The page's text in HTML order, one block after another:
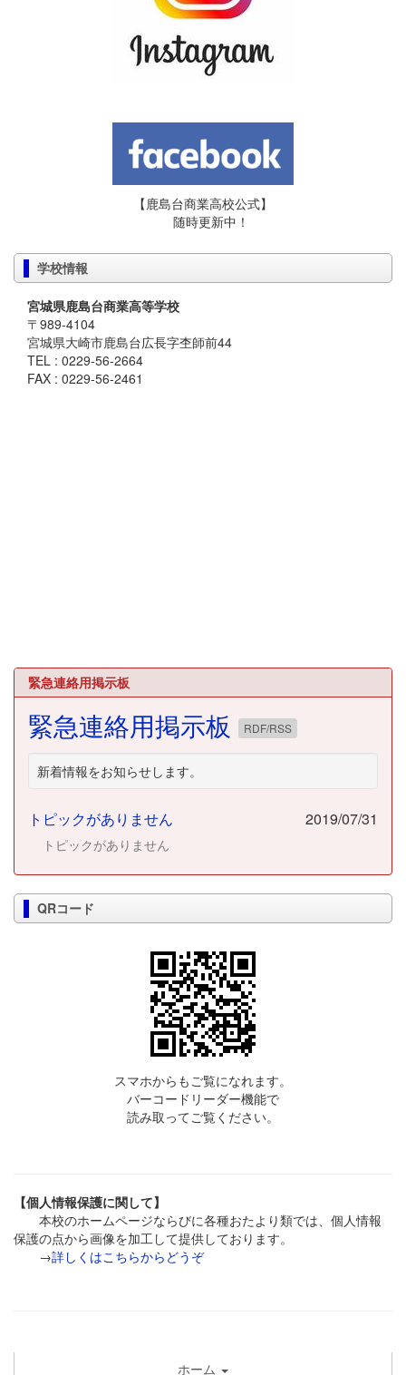
【鹿島台商業高校公式】
随時更新中！
学校情報
宮城県鹿島台商業高等学校
〒989-4104
宮城県大崎市鹿島台広長字杢師前44
TEL : 0229-56-2664
FAX : 0229-56-2461
緊急連絡用掲示板
緊急連絡用掲示板 RDF/RSS
新着情報をお知らせします。
トピックがありません 2019/07/31
トピックがありません
QRコード
スマホからもご覧になれます。
バーコードリーダー機能で
読み取ってご覧ください。
【個人情報保護に関して】
本校のホームページならびに各種おたより類では、個人情報
保護の点から画像を加工して提供しております。
→詳しくはこちらからどうぞ
ホーム